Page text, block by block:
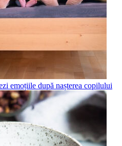
emoțiile după nașterea copilului